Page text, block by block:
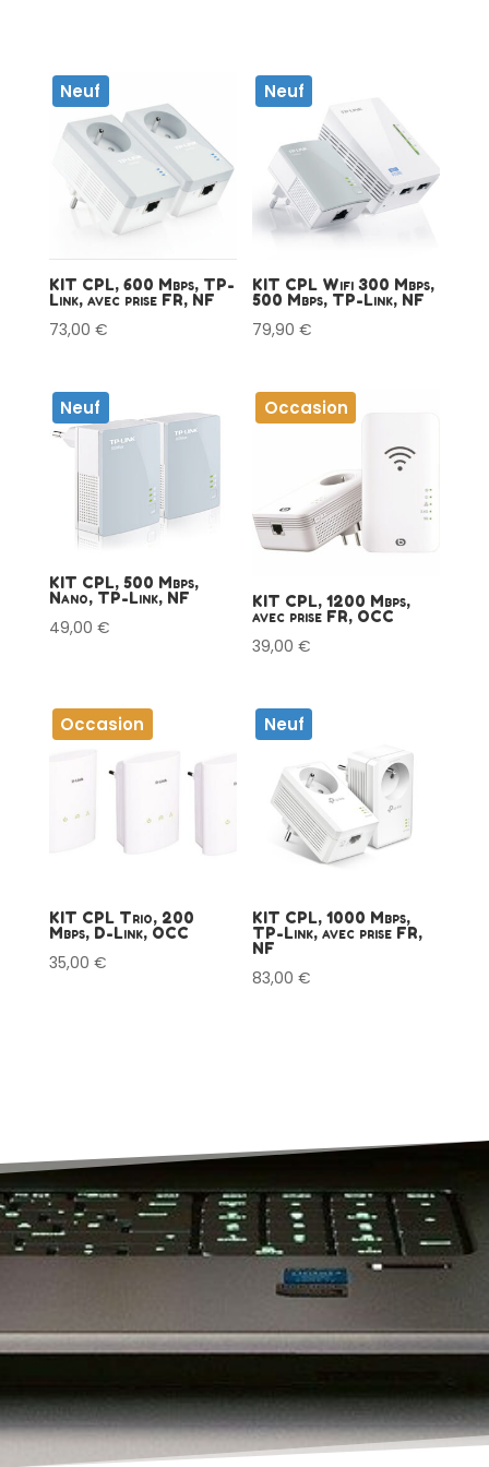
Neuf
KIT CPL, 600 Mbps, TP-
Link, avec prise FR, NF
73,00 €
Neuf
KIT CPL Wifi 300 Mbps,
500 Mbps, TP-Link, NF
79,90€
Neuf
KIT CPL, 500 Mbps,
Nano, TP-Link, NF
49,00 €
Occasion
KIT CPL, 1200 Mbps,
avec prise FR, OCC
39,00€
Occasion
KIT CPL Trio, 200
Mbps, D-Link, OCC
35,00 €
Neuf
KIT CPL, 1000 Mbps,
TP-Link, avec prise FR,
NF
83,00€